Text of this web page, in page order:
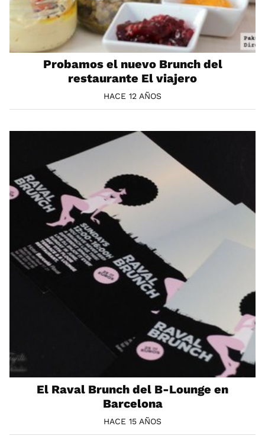
Probamos el nuevo Brunch del
restaurante El viajero
HACE 12 AÑOS
El Raval Brunch del B-Lounge en
Barcelona
HACE 15 AÑOS